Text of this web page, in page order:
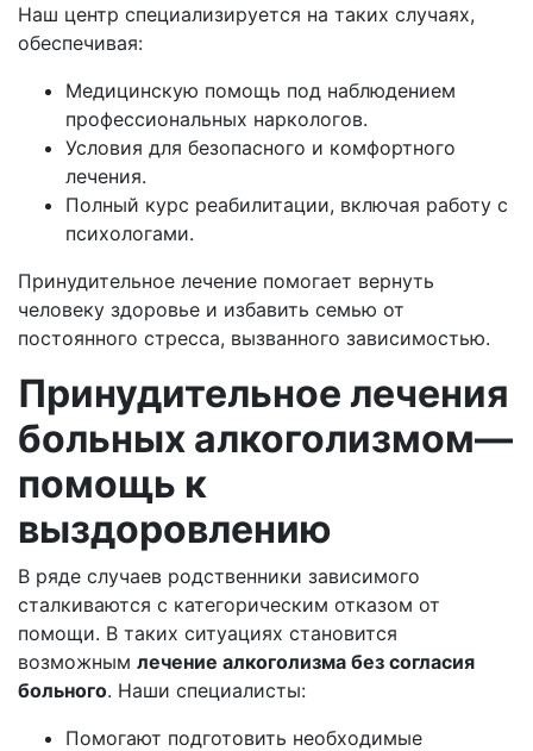
Наш центр специализируется на таких случаях,
обеспечивая:
Медицинскую помощь под наблюдением
профессиональных наркологов.
Условия для безопасного и комфортного
лечения.
Полный курс реабилитации, включая работу с
психологами.
Принудительное лечение помогает вернуть
человеку здоровье и избавить семью от
постоянного стресса, вызванного зависимостью.
Принудительное лечения
больных алкоголизмом—
помощь к
выздоровлению
В ряде случаев родственники зависимого
сталкиваются с категорическим отказом от
помощи. В таких ситуациях становится
возможным лечение алкоголизма без согласия
больного. Наши специалисты:
Помогают подготовить необходимые